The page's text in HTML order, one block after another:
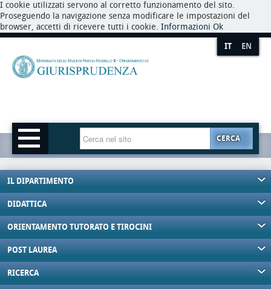
I cookie utilizzati servono al corretto funzionamento del sito.
Proseguendo la navigazione senza modificare le impostazioni del
browser, accetti di ricevere tutti i cookie. Informazioni Ok
IT EN
CERCA
IL DIPARTIMENTO
DIDATTICA
ORIENTAMENTO TUTORATO E TIROCINI
POST LAUREA
RICERCA